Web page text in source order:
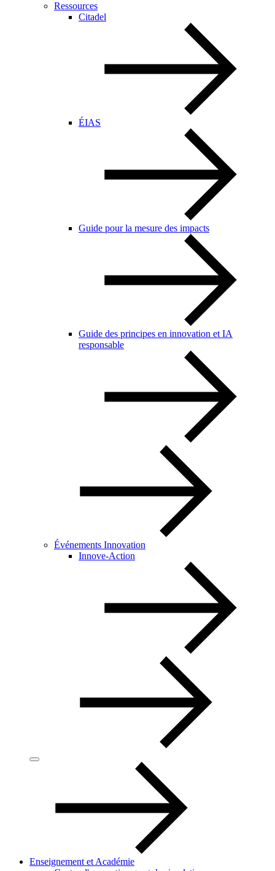
Ressources
Citadel
ÉIAS
Guide pour la mesure des impacts
Guide des principes en innovation et IA
responsable
Événements Innovation
Innove-Action
Enseignement et Académie